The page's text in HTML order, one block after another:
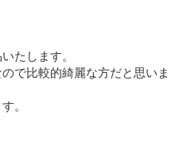
たします。
で比較的綺麗な方だと思いま
。